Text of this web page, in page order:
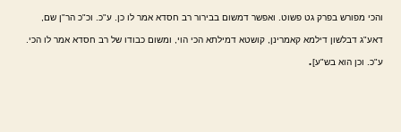
והכי מפורש בפרק גט פשוט. ואפשר דמשום בבירור רב חסדא אמר לו כן. ע"כ. וכ"כ הר"ן שם,
דאע"ג דבלשון דילמא קאמרינן, קושטא דמילתא הכי הוי, ומשום כבודו של רב חסדא אמר לו הכי.
ע"כ. וכן הוא בש"ע].